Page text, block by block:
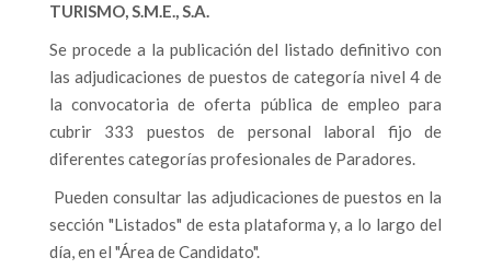
TURISMO, S.M.E., S.A.
Se procede a la publicación del listado definitivo con
las adjudicaciones de puestos de categoría nivel 4 de
la convocatoria de oferta pública de empleo para
cubrir 333 puestos de personal laboral fijo de
diferentes categorías profesionales de Paradores.
Pueden consultar las adjudicaciones de puestos en la
sección "Listados" de esta plataforma y, a lo largo del
día, en el "Área de Candidato".